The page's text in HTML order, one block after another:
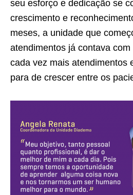
seu esforço e dedicação se
crescimento e
meses, a unidade que
atendimentos já contava
cada vez mais atendimentos
para de crescer entre os